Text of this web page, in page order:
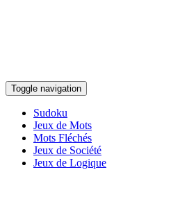
Toggle navigation
Sudoku
Jeux de Mots
Mots Fléchés
Jeux de Société
Jeux de Logique